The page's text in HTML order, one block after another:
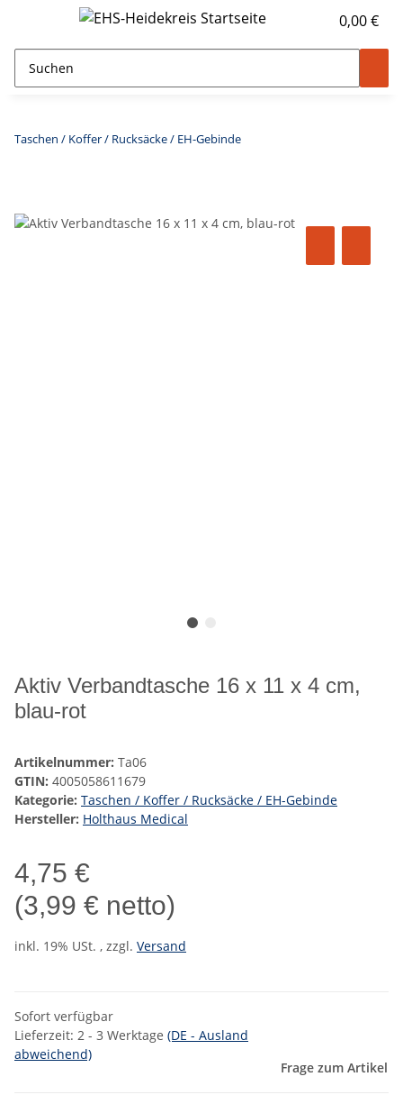
0,00 €
Taschen / Koffer / Rucksäcke / EH-Gebinde
Aktiv Verbandtasche 16 x 11 x 4 cm,
blau-rot
Artikelnummer: Ta06
GTIN: 4005058611679
Kategorie: Taschen / Koffer / Rucksäcke / EH-Gebinde
Hersteller: Holthaus Medical
4,75 €
(3,99 € netto)
inkl. 19% USt. , zzgl. Versand
Sofort verfügbar
Lieferzeit: 2 - 3 Werktage (DE - Ausland
abweichend)
Frage zum Artikel